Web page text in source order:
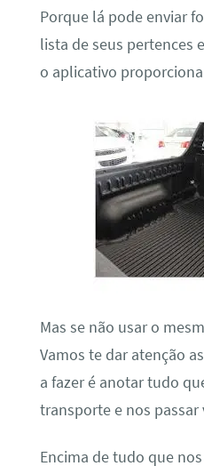
Porque lá pode enviar
lista de seus pertences
o aplicativo
Mas se não usar o
Vamos te dar atenção
a fazer é anotar tudo
transporte e nos passar
Encima de tudo que